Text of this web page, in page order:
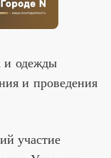
и одежды
и проведения
участие